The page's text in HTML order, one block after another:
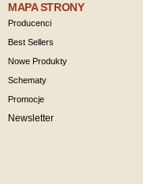
MAPA STRONY
Producenci
Best Sellers
Nowe Produkty
Schematy
Promocje
Newsletter